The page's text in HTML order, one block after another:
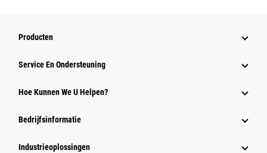
Producten
Service En Ondersteuning
Hoe Kunnen We U Helpen?
Bedrijfsinformatie
Industrieoplossingen